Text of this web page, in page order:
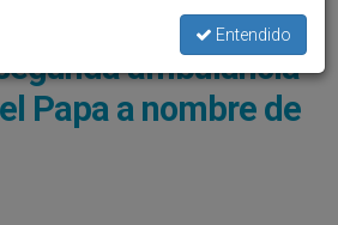
Santo llega a la
ambulancia
Papa a nombre de
Entendido